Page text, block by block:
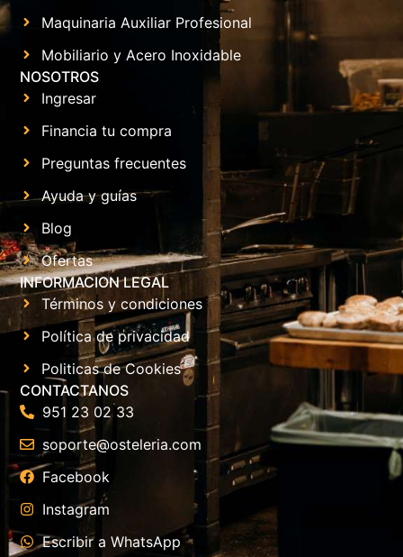
Maquinaria Auxiliar Profesional
Mobiliario y Acero Inoxidable
NOSOTROS
Ingresar
Financia tu compra
Preguntas frecuentes
Ayuda y guías
Blog
Ofertas
INFORMACION LEGAL
Términos y condiciones
Política de privacidad
Politicas de Cookies
CONTACTANOS
951 23 02 33
soporte@osteleria.com
Facebook
Instagram
Escribir a WhatsApp